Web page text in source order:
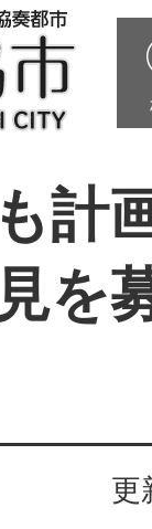
計
を
更